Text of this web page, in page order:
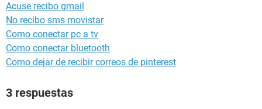
Acuse recibo gmail
No recibo sms movistar
Como conectar pc a tv
Como conectar bluetooth
Como dejar de recibir correos de pinterest
3 respuestas